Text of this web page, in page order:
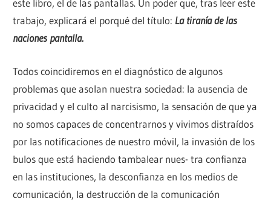
este libro, el de las pantallas. Un poder que, tras leer este
trabajo, explicará el porqué del título: La tiranía de las
naciones pantalla.
Todos coincidiremos en el diagnóstico de algunos
problemas que asolan nuestra sociedad: la ausencia de
privacidad y el culto al narcisismo, la sensación de que ya
no somos capaces de concentrarnos y vivimos distraídos
por las notificaciones de nuestro móvil, la invasión de los
bulos que está haciendo tambalear nues- tra confianza
en las instituciones, la desconfianza en los medios de
comunicación, la destrucción de la comunicación